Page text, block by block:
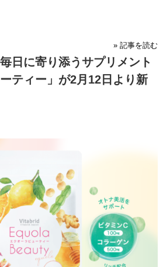
» 記事を読む
日に寄り添うサプリメント
ティー」が2月12日より新